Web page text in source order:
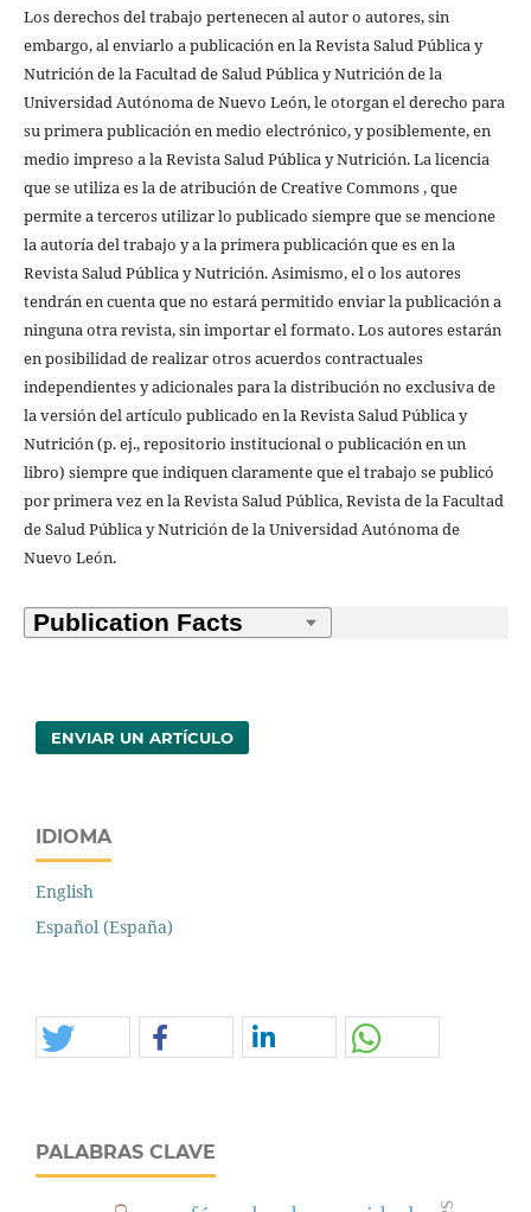
Los derechos del trabajo pertenecen al autor o autores, sin
embargo, al enviarlo a publicación en la Revista Salud Pública y
Nutrición de la Facultad de Salud Pública y Nutrición de la
Universidad Autónoma de Nuevo León, le otorgan el derecho para
su primera publicación en medio electrónico, y posiblemente, en
medio impreso a la Revista Salud Pública y Nutrición. La licencia
que se utiliza es la de atribución de Creative Commons , que
permite a terceros utilizar lo publicado siempre que se mencione
la autoría del trabajo y a la primera publicación que es en la
Revista Salud Pública y Nutrición. Asimismo, el o los autores
tendrán en cuenta que no estará permitido enviar la publicación a
ninguna otra revista, sin importar el formato. Los autores estarán
en posibilidad de realizar otros acuerdos contractuales
independientes y adicionales para la distribución no exclusiva de
la versión del artículo publicado en la Revista Salud Pública y
Nutrición (p. ej., repositorio institucional o publicación en un
libro) siempre que indiquen claramente que el trabajo se publicó
por primera vez en la Revista Salud Pública, Revista de la Facultad
de Salud Pública y Nutrición de la Universidad Autónoma de
Nuevo León.
ENVIAR UN ARTÍCULO
IDIOMA
English
Español (España)
PALABRAS CLAVE